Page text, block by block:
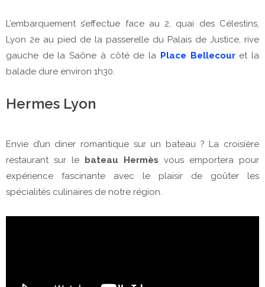
L’embarquement s’effectue face au 2, quai des Célestins,
Lyon 2e au pied de la passerelle du Palais de Justice, rive
gauche de la Saône à côté de la Place Bellecouret la
balade dure environ 1h30.
Hermes Lyon
Envie d’un diner romantique sur un bateau ? La croisière
restaurant sur le bateau Hermès vous emportera pour
expérience fascinante avec le plaisir de goûter les
spécialités culinaires de notre région.